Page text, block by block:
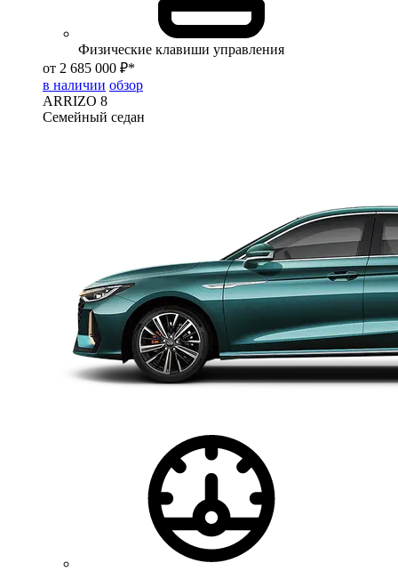
Физические клавиши управления
от 2 685 000 ₽*
в наличии обзор
ARRIZO 8
Семейный седан